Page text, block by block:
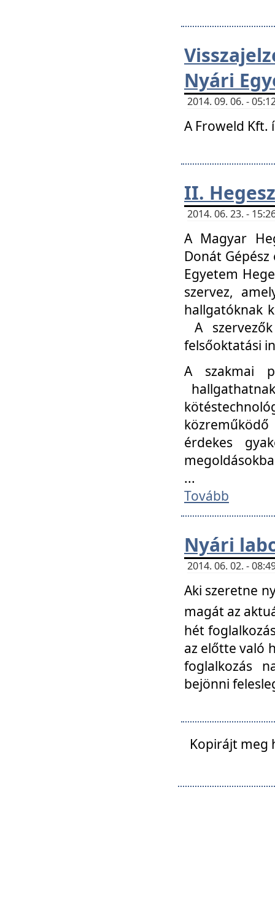
Nyári
2014. 09. 06. -
A Froweld
II.
2014. 06. 23. -
A Magyar
Donát
Egyetem
szervez,
hallgatóknak
A
felsőoktatási
A szakmai
érdekes
...
Tovább
Nyári
2014. 06. 02. -
Aki szeretne
magát az
hét
az előtte való
foglalkozás
bejönni
Kopirájt meg